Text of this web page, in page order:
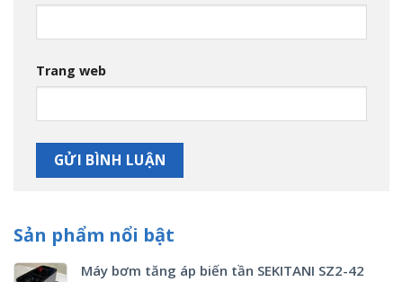
Trang web
Sản phẩm nổi bật
Máy bơm tăng áp biến tần SEKITANI SZ2-42